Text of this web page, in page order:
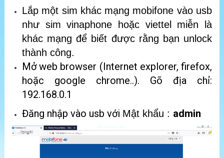
Lắp một sim khác mạng mobifone vào usb
như sim vinaphone hoặc viettel miễn là
khác mạng để biết được rằng bạn unlock
thành công.
Mở web browser (Internet explorer, firefox,
hoặc google chrome..). Gõ địa chỉ:
192.168.0.1
Đăng nhập vào usb với Mật khẩu : admin